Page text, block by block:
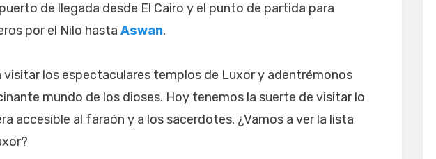
de llegada desde El Cairo y el punto de partida para
por el Nilo hasta Aswan.
visitar los espectaculares templos de Luxor y adentrémonos
mundo de los dioses. Hoy tenemos la suerte de visitar lo
accesible al faraón y a los sacerdotes. ¿Vamos a ver la lista